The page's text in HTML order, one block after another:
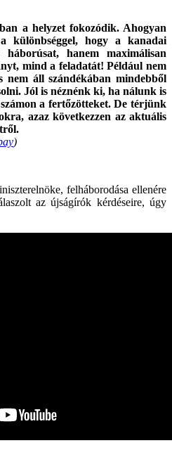
a helyzet fokozódik. Ahogyan
különbséggel, hogy a kanadai
hanem maximálisan
mind a feladatát! Például nem
áll szándékában mindebből
Jól is néznénk ki, ha nálunk is
a fertőzötteket. De térjünk
azaz következzen az aktuális
)
felháborodása ellenére
az újságírók kérdéseire, úgy